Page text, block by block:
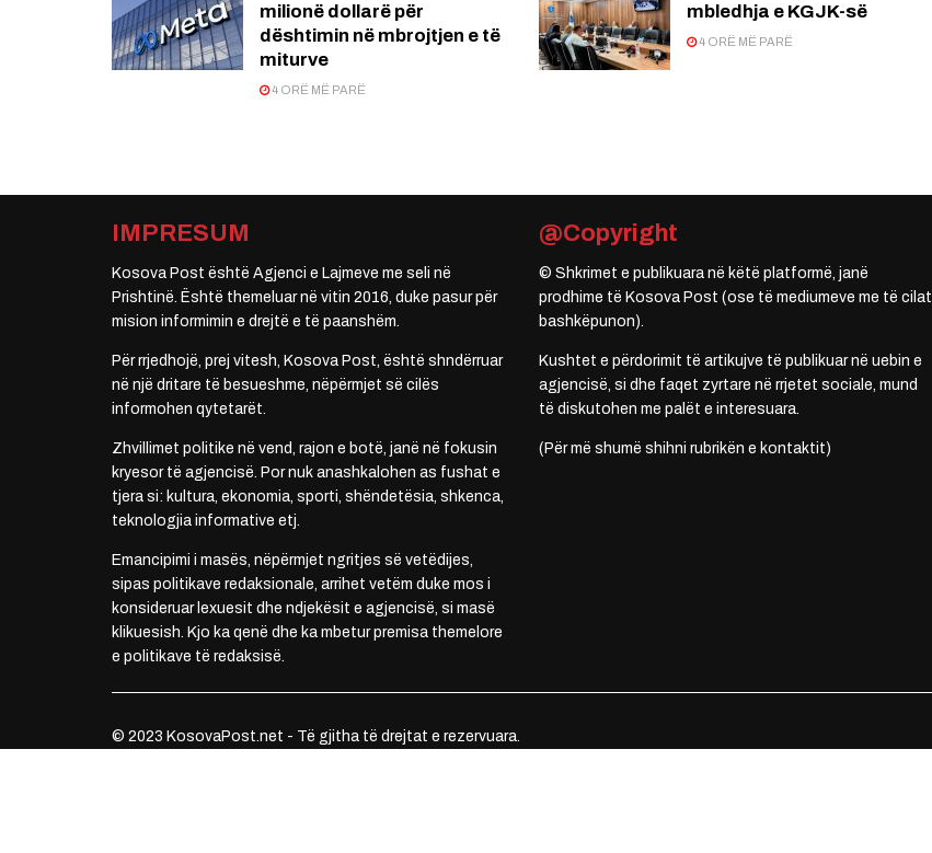
milionë dollarë për
dështimin në mbrojtjen e të
miturve
4 ORË MË PARË
mbledhja e KGJK-së
4 ORË MË PARË
IMPRESUM
Kosova Post është Agjenci e Lajmeve me seli në
Prishtinë. Është themeluar në vitin 2016, duke pasur për
mision informimin e drejtë e të paanshëm.
Për rrjedhojë, prej vitesh, Kosova Post, është shndërruar
në një dritare të besueshme, nëpërmjet së cilës
informohen qytetarët.
Zhvillimet politike në vend, rajon e botë, janë në fokusin
kryesor të agjencisë. Por nuk anashkalohen as fushat e
tjera si: kultura, ekonomia, sporti, shëndetësia, shkenca,
teknologjia informative etj.
Emancipimi i masës, nëpërmjet ngritjes së vetëdijes,
sipas politikave redaksionale, arrihet vetëm duke mos i
konsideruar lexuesit dhe ndjekësit e agjencisë, si masë
klikuesish. Kjo ka qenë dhe ka mbetur premisa themelore
e politikave të redaksisë.
@Copyright
© Shkrimet e publikuara në këtë platformë, janë
prodhime të Kosova Post (ose të mediumeve me të cilat
bashkëpunon).
Kushtet e përdorimit të artikujve të publikuar në uebin e
agjencisë, si dhe faqet zyrtare në rrjetet sociale, mund
të diskutohen me palët e interesuara.
(Për më shumë shihni rubrikën e kontaktit)
© 2023 KosovaPost.net - Të gjitha të drejtat e rezervuara.